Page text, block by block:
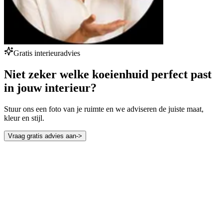
Gratis interieuradvies
Niet zeker welke koeienhuid perfect past
in jouw interieur?
Stuur ons een foto van je ruimte en we adviseren de juiste maat,
kleur en stijl.
Vraag gratis advies aan->